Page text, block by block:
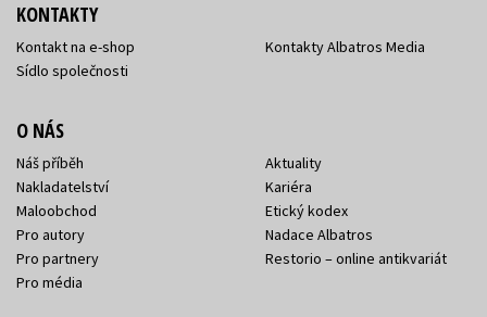
KONTAKTY
Kontakt na e-shop
Sídlo společnosti
Kontakty Albatros Media
O NÁS
Náš příběh
Nakladatelství
Maloobchod
Pro autory
Pro partnery
Pro média
Aktuality
Kariéra
Etický kodex
Nadace Albatros
Restorio – online antikvariát